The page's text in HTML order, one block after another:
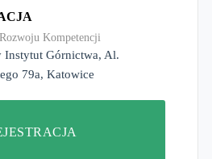
Kompetencji
Instytut Górnictwa, Al.
79a, Katowice